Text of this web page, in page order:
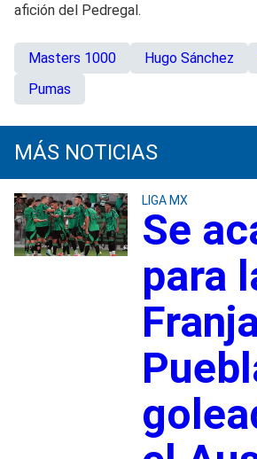
afición del Pedregal.
Masters 1000 Hugo Sánchez
Pumas
MÁS NOTICIAS
LIGA MX
Se
para